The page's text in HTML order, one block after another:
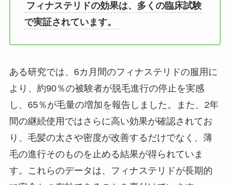
フィナステリドの効果は、多くの臨床試験
で実証されています。
ある研究では、6カ月間のフィナステリドの服用に
より、約90％の被験者が脱毛進行の停止を実感
し、65％が毛量の増加を報告しました。また、2年
間の継続使用ではさらに高い効果が確認されてお
り、毛髪の太さや密度が改善するだけでなく、薄
毛の進行そのものを止める結果が得られていま
す。これらのデータは、フィナステリドが長期的